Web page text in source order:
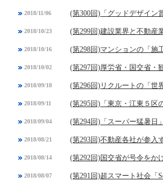
2018/11/06 (第300回)「グッドデザイン
2018/10/23 (第299回)建設業界と不動産
2018/10/16 (第298回)マンションの「施
2018/10/02 (第297回)厚労省・国交省・
2018/09/18 (第296回)リクルートの「世
2018/09/11 (第295回)「東京・江東５区
2018/09/04 (第294回)「スーパー猛暑日
2018/08/21 (第293回)不動産各社が参入
2018/08/14 (第292回)国交省が号令をか
2018/08/07 (第291回)超スマート社会「